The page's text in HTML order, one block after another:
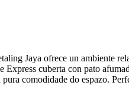
Jaya ofrece un ambiente
cuberta con pato
comodidade do espazo.